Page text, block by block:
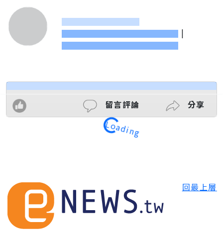
|
留言評論 分享
Loading
回最上層